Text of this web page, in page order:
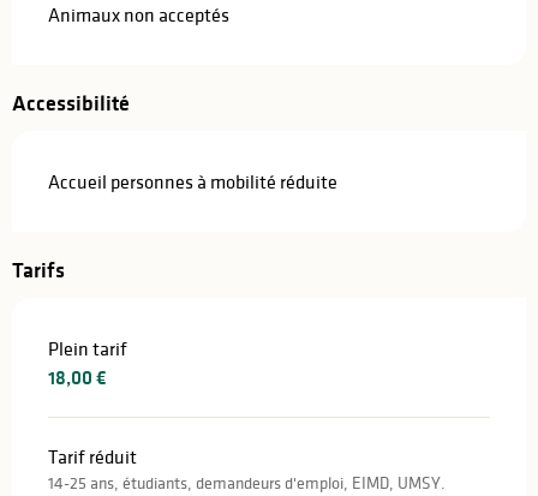
Animaux non acceptés
Accessibilité
Accueil personnes à mobilité réduite
Tarifs
Plein tarif
18,00 €
Tarif réduit
14-25 ans, étudiants, demandeurs d'emploi, EIMD, UMSY.